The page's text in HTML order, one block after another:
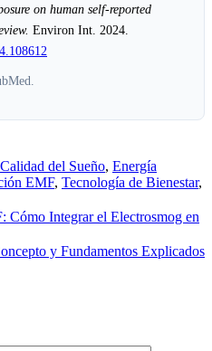
on human self-reported
Environ Int. 2024.
Calidad del Sueño, Energía
EMF, Tecnología de Bienestar,
Integrar el Electrosmog en
y Fundamentos Explicados